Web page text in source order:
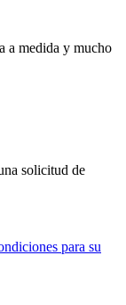
a medida y mucho
solicitud de
para su